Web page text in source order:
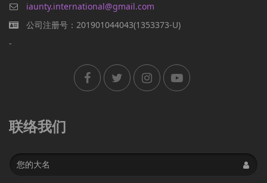
iaunty.international@gmail.com
公司注册号：201901044043(1353373-U)
-
联络我们
Name